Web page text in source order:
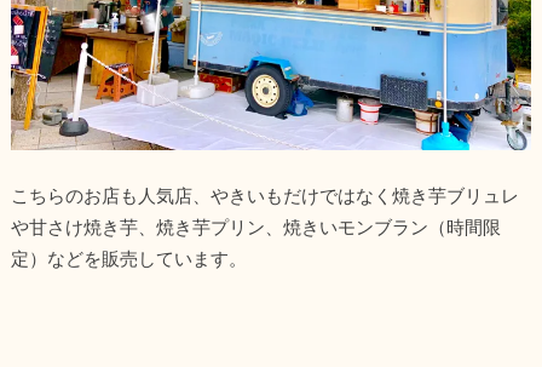
こちらのお店も人気店、やきいもだけではなく焼き芋ブリュレ
や甘さけ焼き芋、焼き芋プリン、焼きいモンブラン（時間限
定）などを販売しています。